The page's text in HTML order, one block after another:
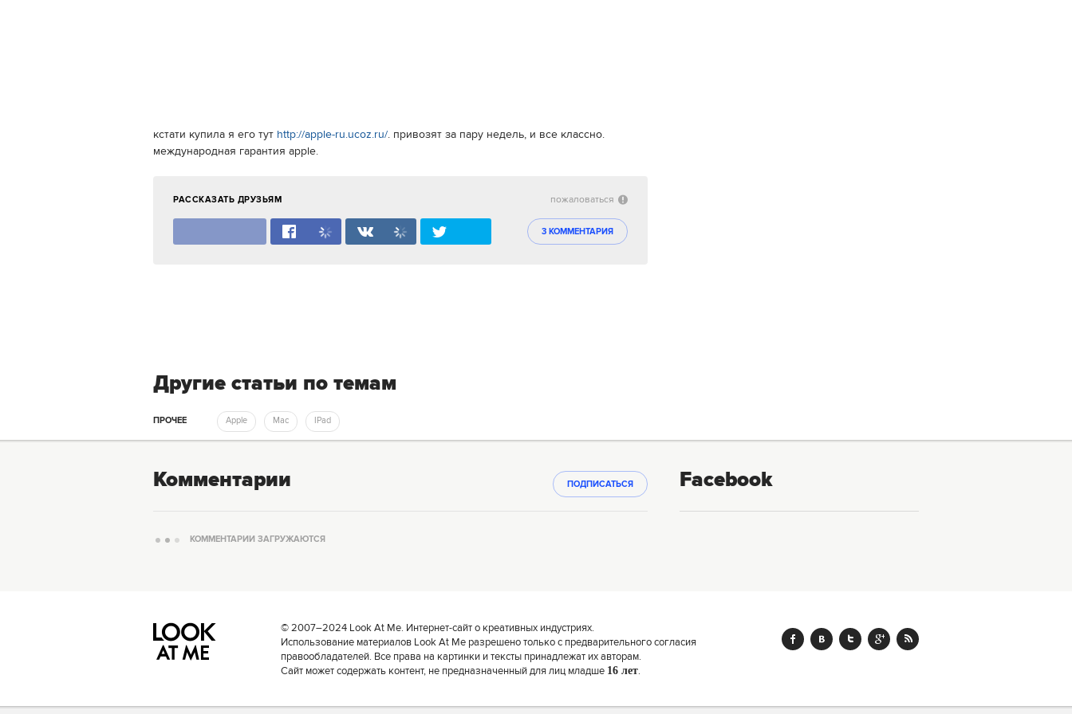
кстати купила я его тут http://apple-ru.ucoz.ru/. привозят за пару недель, и все классно.
международная гарантия apple.
РАССКАЗАТЬ ДРУЗЬЯМ
3 КОММЕНТАРИЯ
пожаловаться
Другие статьи по темам
ПРОЧЕЕ Apple Mac IPad
Комментарии ПОДПИСАТЬСЯ
КОММЕНТАРИИ ЗАГРУЖАЮТСЯ
Facebook
© 2007–2024 Look At Me. Интернет-сайт о креативных индустриях.
Использование материалов Look At Me разрешено только с предварительного согласия
правообладателей. Все права на картинки и тексты принадлежат их авторам.
Сайт может содержать контент, не предназначенный для лиц младше 16 лет.